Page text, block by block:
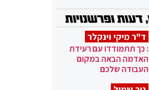
ד"ר מיקי וינקלר
: כך תתמודדו עם רעידת
האדמה הבאה במקום
העבודה שלכם